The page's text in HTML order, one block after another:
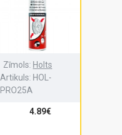
Zīmols: Holts
Artikuls: HOL-
PRO25A
4.89€